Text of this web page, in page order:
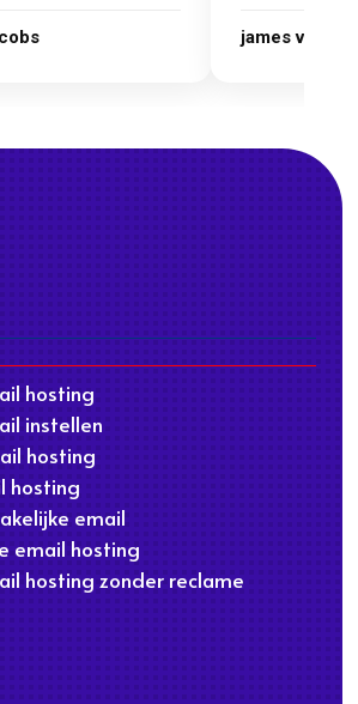
Marcel Thijs
hosting
instellen
hosting
hosting
email
email hosting
hosting zonder reclame